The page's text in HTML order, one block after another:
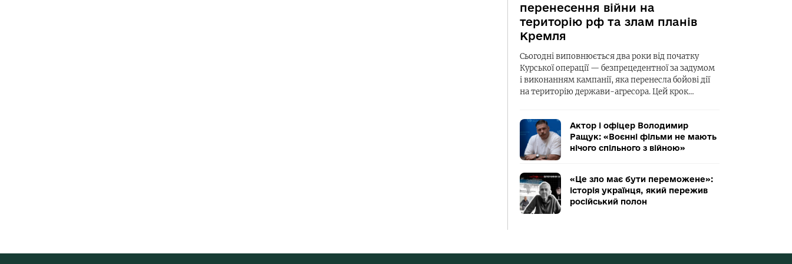
перенесення війни на
територію рф та злам планів
Кремля
Сьогодні виповнюється два роки від початку
Курської операції — безпрецедентної за задумом
і виконанням кампанії, яка перенесла бойові дії
на територію держави-агресора. Цей крок…
Актор і офіцер Володимир
Ращук: «Воєнні фільми не мають
нічого спільного з війною»
«Це зло має бути переможене»:
історія українця, який пережив
російський полон